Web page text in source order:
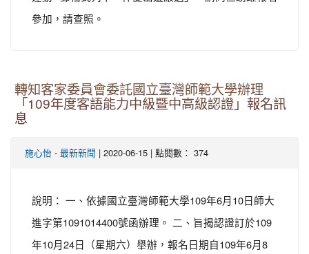
參加，請查照。
轉知客家委員會委託國立臺灣師範大學辦理
「109年度客語能力中級暨中高級認證」報名訊
息
施心怡 - 最新新聞 | 2020-06-15 | 點閱數： 374
說明： 一、依據國立臺灣師範大學109年6月10日師大
進字第1091014400號函辦理。 二、旨揭認證訂於109
年10月24日（星期六）舉辦，報名日期自109年6月8